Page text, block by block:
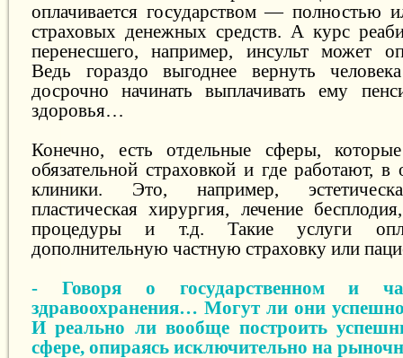
оплачивается государством — полностью
страховых денежных средств. А курс
перенесшего, например, инсульт может
Ведь гораздо выгоднее вернуть
досрочно начинать выплачивать ему
здоровья…
Конечно, есть отдельные сферы,
обязательной страховкой и где работают,
клиники. Это, например,
пластическая хирургия, лечение
процедуры и т.д. Такие услуги
дополнительную частную страховку или
- Говоря о государственном и
здравоохранения… Могут ли они успешно
И реально ли вообще построить
сфере, опираясь исключительно на